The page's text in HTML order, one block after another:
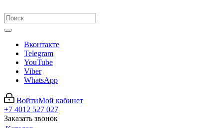
Вконтакте
Telegram
YouTube
Viber
WhatsApp
ВойтиМой кабинет
+7 4012 527 027
Заказать звонок